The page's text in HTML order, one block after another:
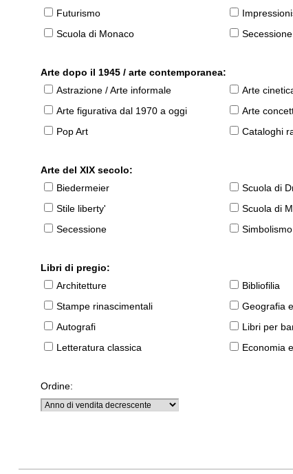
Futurismo
Scuola di Monaco
Secessione
Arte dopo il 1945 / arte contemporanea:
Astrazione / Arte informale
Arte
Arte figurativa dal 1970 a oggi
Arte
Pop Art
Cataloghi
Arte del XIX secolo:
Biedermeier
Scuola di
Stile liberty'
Scuola di
Secessione
Simbolismo
Libri di pregio:
Architetture
Bibliofilia
Stampe rinascimentali
Geografia
Autografi
Libri per
Letteratura classica
Economia
Ordine: